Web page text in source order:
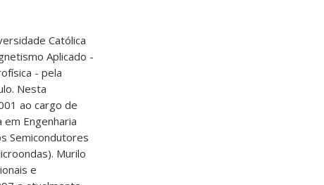
Católica
Aplicado -
- pela
Nesta
ao cargo de
Engenharia
Semicondutores
Murilo
e